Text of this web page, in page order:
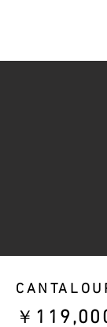
​￥ 119